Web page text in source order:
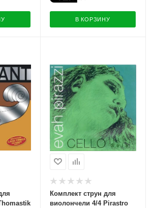
В КОРЗИНУ
Комплект струн для
виолончели 4/4 Pirastro